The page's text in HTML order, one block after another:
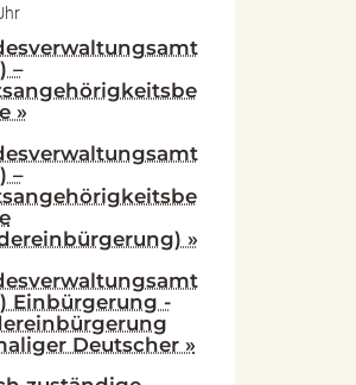
–
»
–
»
Einbürgerung -
Deutscher »